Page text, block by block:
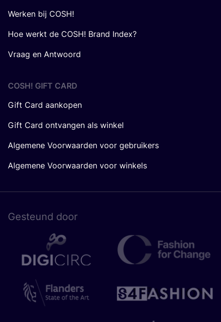
Werken bij COSH!
Hoe werkt de COSH! Brand Index?
Vraag en Antwoord
COSH! GIFT CARD
Gift Card aankopen
Gift Card ontvangen als winkel
Algemene Voorwaarden voor gebruikers
Algemene Voorwaarden voor winkels
Gesteund door